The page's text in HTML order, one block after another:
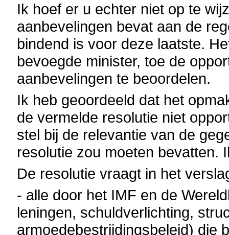
Ik hoef er u echter niet op te
aanbevelingen bevat aan de
bindend is voor deze laatste.
bevoegde minister, toe de
aanbevelingen te beoordelen.
Ik heb geoordeeld dat het
de vermelde resolutie niet
stel bij de relevantie van de
resolutie zou moeten bevatten.
De resolutie vraagt in het
- alle door het IMF en de
leningen, schuldverlichting,
armoedebestrijdingsbeleid) die